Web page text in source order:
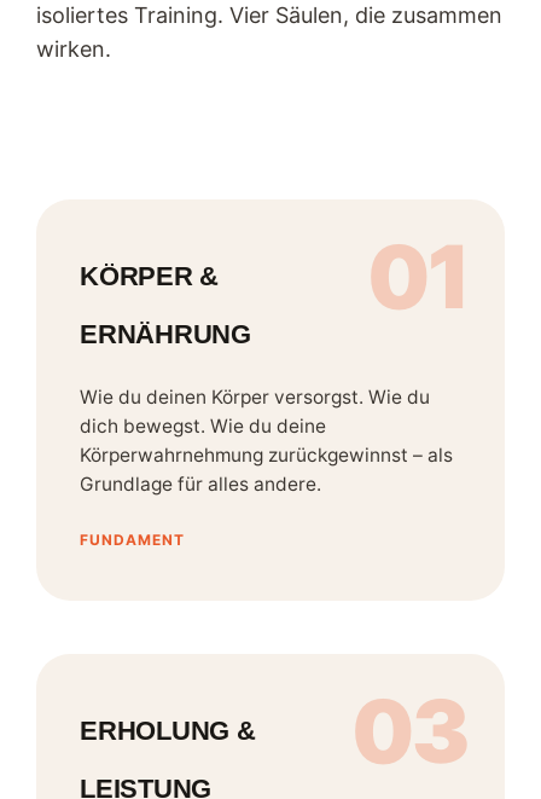
isoliertes Training. Vier Säulen, die zusammen
wirken.
01
KÖRPER &
ERNÄHRUNG
Wie du deinen Körper versorgst. Wie du
dich bewegst. Wie du deine
Körperwahrnehmung zurückgewinnst – als
Grundlage für alles andere.
FUNDAMENT
03
ERHOLUNG &
LEISTUNG